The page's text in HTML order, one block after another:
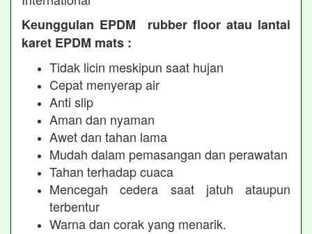
Keunggulan EPDM rubber floor atau lantai
karet EPDM mats :
Tidak licin meskipun saat hujan
Cepat menyerap air
Anti slip
Aman dan nyaman
Awet dan tahan lama
Mudah dalam pemasangan dan perawatan
Tahan terhadap cuaca
Mencegah cedera saat jatuh ataupun
terbentur
Warna dan corak yang menarik.